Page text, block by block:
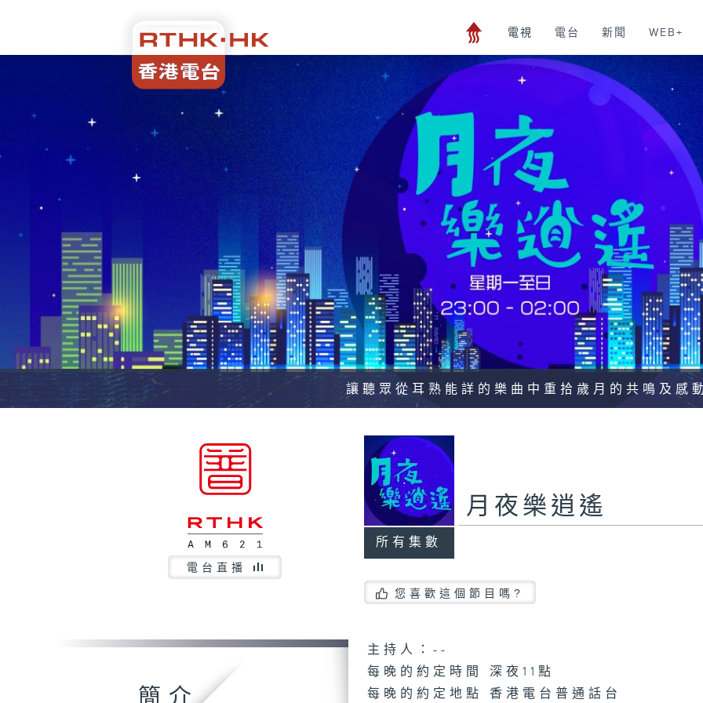
電視 電台 新聞 WEB+
讓聽眾從耳熟能詳的樂曲中重拾歲月的共鳴及感
電台直播
所有集數
月夜樂逍遙
您喜歡這個節目嗎?
簡介
主持人：--
每晚的約定時間 深夜11點
每晚的約定地點 香港電台普通話台